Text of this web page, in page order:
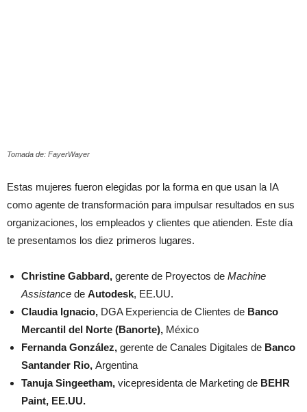
Tomada de: FayerWayer
Estas mujeres fueron elegidas por la forma en que usan la IA
como agente de transformación para impulsar resultados en sus
organizaciones, los empleados y clientes que atienden. Este día
te presentamos los diez primeros lugares.
Christine Gabbard, gerente de Proyectos de Machine
Assistance de Autodesk, EE.UU.
Claudia Ignacio, DGA Experiencia de Clientes de Banco
Mercantil del Norte (Banorte), México
Fernanda González, gerente de Canales Digitales de Banco
Santander Rio, Argentina
Tanuja Singeetham, vicepresidenta de Marketing de BEHR
Paint, EE.UU.